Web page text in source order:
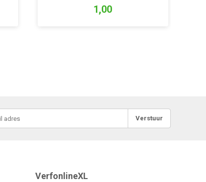
1,00
Verstuur
VerfonlineXL